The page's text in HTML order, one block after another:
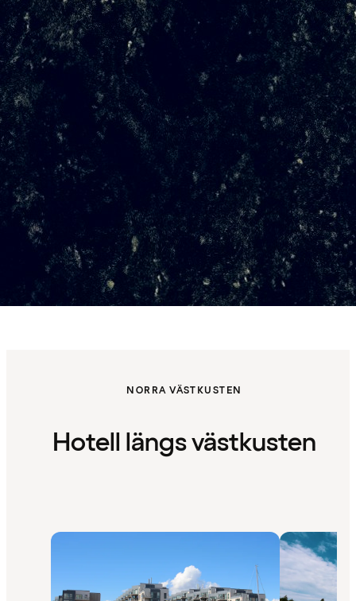
NORRA VÄSTKUSTEN
Hotell längs västkusten